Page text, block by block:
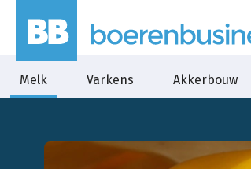
Melk Varkens Akkerbouw